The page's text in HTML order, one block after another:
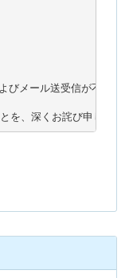
びメール送受信が不安定
を、深くお詫び申し上